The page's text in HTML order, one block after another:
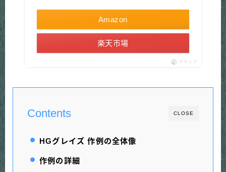
Amazon
楽天市場
ポチップ
CLOSE
Contents
HGグレイズ 作例の全体像
作例の詳細